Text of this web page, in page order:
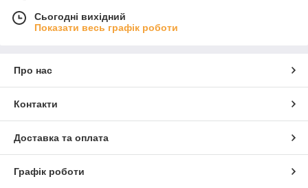
Сьогодні вихідний
Показати весь графік роботи
Про нас
Контакти
Доставка та оплата
Графік роботи